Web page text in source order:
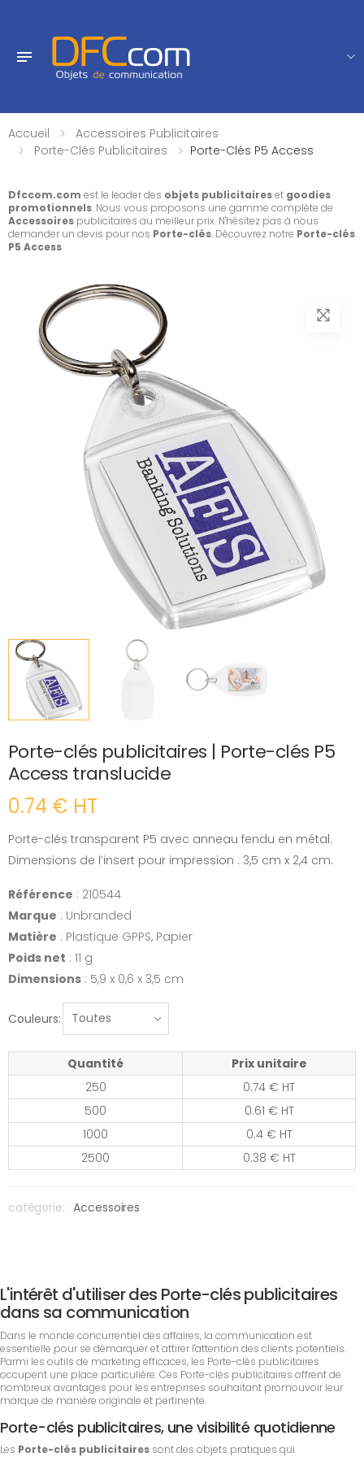
Accueil
Accessoires Publicitaires
Porte-Clés Publicitaires
Porte-Clés P5 Access
Dfccom.com est le leader des objets publicitaireset goodies
promotionnels. Nous vous proposons une gamme complète de
Accessoires publicitaires au meilleur prix. N'hésitez pas à nous
demander un devis pour nos Porte-clés. Découvrez notre Porte-clés
P5 Access
Porte-clés publicitaires | Porte-clés P5
Access translucide
0.74 € HT
Porte-clés transparent P5 avec anneau fendu en métal.
Dimensions de l’insert pour impression : 3,5 cm x 2,4 cm.
Référence : 210544
Marque : Unbranded
Matière : Plastique GPPS, Papier
Poids net : 11 g
Dimensions : 5,9 x 0,6 x 3,5 cm
Couleurs:
Quantité
Prix unitaire
250
0.74 € HT
500
0.61 € HT
1000
0.4 € HT
2500
0.38 € HT
catégorie: Accessoires
L'intérêt d'utiliser des Porte-clés publicitaires
dans sa communication
Dans le monde concurrentiel des affaires, la communication est
essentielle pour se démarquer et attirer l'attention des clients potentiels.
Parmi les outils de marketing efficaces, les Porte-clés publicitaires
occupent une place particulière. Ces Porte-clés publicitaires offrent de
nombreux avantages pour les entreprises souhaitant promouvoir leur
marque de manière originale et pertinente.
Porte-clés publicitaires, une visibilité quotidienne
Les Porte-clés publicitaires sont des objets pratiques qui